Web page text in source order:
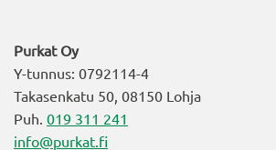
Purkat Oy
Y-tunnus: 0792114-4
Takasenkatu 50, 08150 Lohja
Puh. 019 311 241
info@purkat.fi